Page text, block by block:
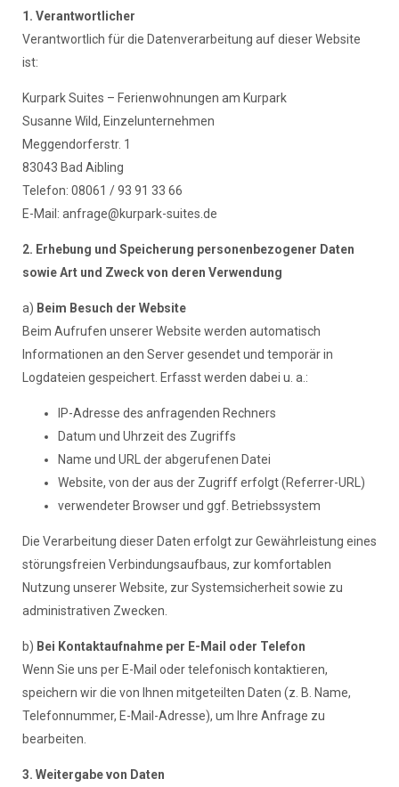
1. Verantwortlicher
Verantwortlich für die Datenverarbeitung auf dieser Website
ist:
Kurpark Suites – Ferienwohnungen am Kurpark
Susanne Wild, Einzelunternehmen
Meggendorferstr. 1
83043 Bad Aibling
Telefon: 08061 / 93 91 33 66
E-Mail: anfrage@kurpark-suites.de
2. Erhebung und Speicherung personenbezogener Daten
sowie Art und Zweck von deren Verwendung
a) Beim Besuch der Website
Beim Aufrufen unserer Website werden automatisch
Informationen an den Server gesendet und temporär in
Logdateien gespeichert. Erfasst werden dabei u. a.:
IP-Adresse des anfragenden Rechners
Datum und Uhrzeit des Zugriffs
Name und URL der abgerufenen Datei
Website, von der aus der Zugriff erfolgt (Referrer-URL)
verwendeter Browser und ggf. Betriebssystem
Die Verarbeitung dieser Daten erfolgt zur Gewährleistung eines
störungsfreien Verbindungsaufbaus, zur komfortablen
Nutzung unserer Website, zur Systemsicherheit sowie zu
administrativen Zwecken.
b) Bei Kontaktaufnahme per E-Mail oder Telefon
Wenn Sie uns per E-Mail oder telefonisch kontaktieren,
speichern wir die von Ihnen mitgeteilten Daten (z. B. Name,
Telefonnummer, E-Mail-Adresse), um Ihre Anfrage zu
bearbeiten.
3. Weitergabe von Daten